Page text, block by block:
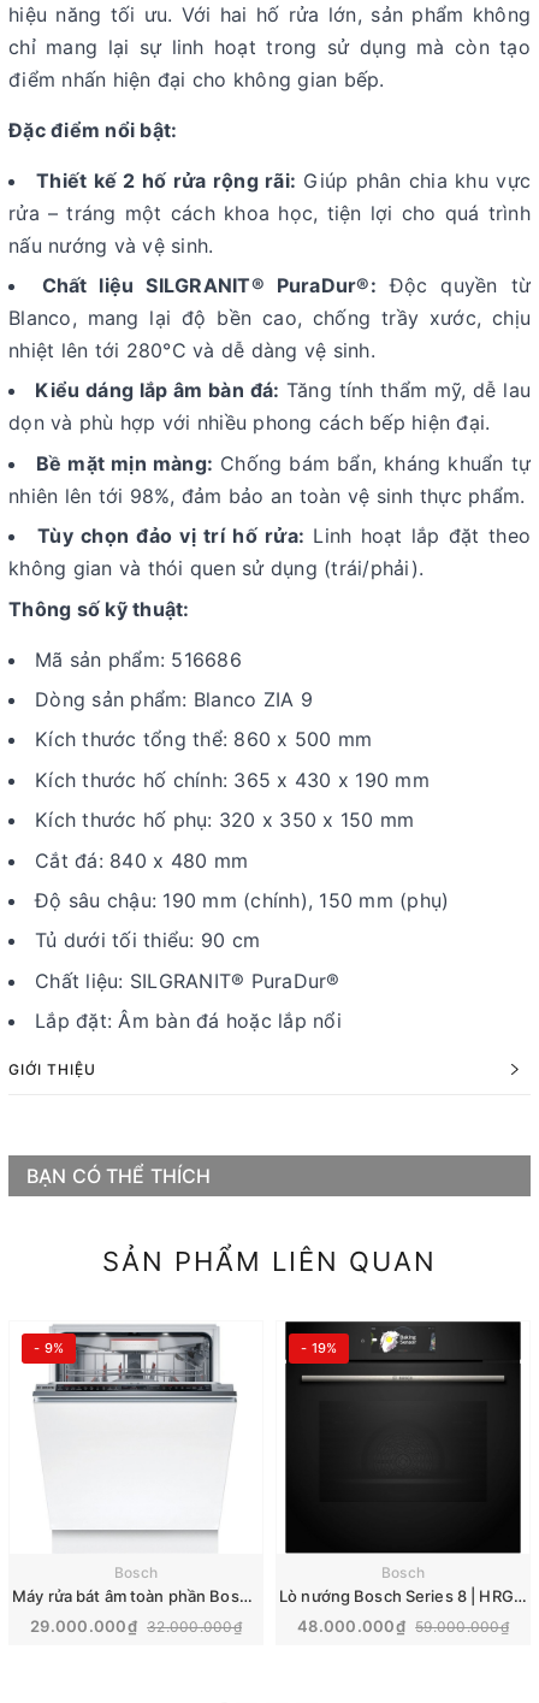
hiệu năng tối ưu. Với hai hố rửa lớn, sản phẩm không
chỉ mang lại sự linh hoạt trong sử dụng mà còn tạo
điểm nhấn hiện đại cho không gian bếp.
Đặc điểm nổi bật:
Thiết kế 2 hố rửa rộng rãi: Giúp phân chia khu vực
rửa – tráng một cách khoa học, tiện lợi cho quá trình
nấu nướng và vệ sinh.
Chất liệu SILGRANIT® PuraDur®: Độc quyền từ
Blanco, mang lại độ bền cao, chống trầy xước, chịu
nhiệt lên tới 280°C và dễ dàng vệ sinh.
Kiểu dáng lắp âm bàn đá: Tăng tính thẩm mỹ, dễ lau
dọn và phù hợp với nhiều phong cách bếp hiện đại.
Bề mặt mịn màng: Chống bám bẩn, kháng khuẩn tự
nhiên lên tới 98%, đảm bảo an toàn vệ sinh thực phẩm.
Tùy chọn đảo vị trí hố rửa: Linh hoạt lắp đặt theo
không gian và thói quen sử dụng (trái/phải).
Thông số kỹ thuật:
Mã sản phẩm: 516686
Dòng sản phẩm: Blanco ZIA 9
Kích thước tổng thể: 860 x 500 mm
Kích thước hố chính: 365 x 430 x 190 mm
Kích thước hố phụ: 320 x 350 x 150 mm
Cắt đá: 840 x 480 mm
Độ sâu chậu: 190 mm (chính), 150 mm (phụ)
Tủ dưới tối thiểu: 90 cm
Chất liệu: SILGRANIT® PuraDur®
Lắp đặt: Âm bàn đá hoặc lắp nổi
GIỚI THIỆU
BẠN CÓ THỂ THÍCH
SẢN PHẨM LIÊN QUAN
- 9%
Bosch
Máy rửa bát âm toàn phần Bosch Series 8 | SMD8TCX04E
29.000.000₫ 32.000.000₫
- 19%
Bosch
Lò nướng Bosch Series 8 | HRG7784B1
48.000.000₫ 59.000.000₫